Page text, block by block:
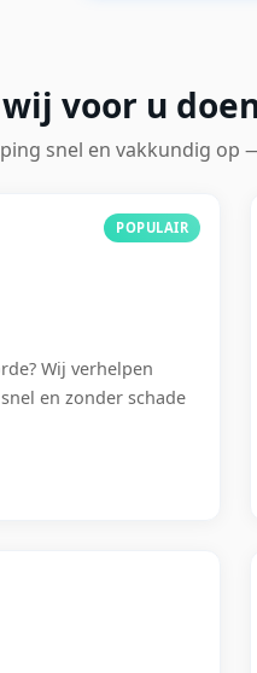
voor u
snel en vakkundig op
POPULAIR
Wij verhelpen
en zonder schade